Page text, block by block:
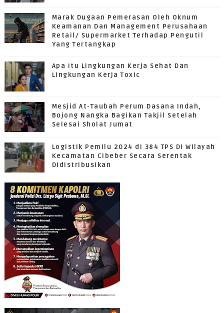
Marak Dugaan Pemerasan Oleh Oknum
Keamanan Dan Management Perusahaan
Retail/ Supermarket Terhadap Pengutil
Yang Tertangkap
Apa Itu Lingkungan Kerja Sehat Dan
Lingkungan Kerja Toxic
Mesjid At-Taubah Perum Dasana Indah,
Bojong Nangka Bagikan Takjil Setelah
Selesai Sholat Jumat
Logistik Pemilu 2024 di 384 TPS Di Wilayah
Kecamatan Cibeber Secara Serentak
Didistribusikan